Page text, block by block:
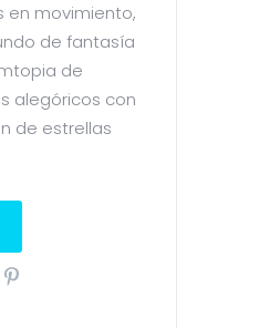
en movimiento,
de fantasía
de
alegóricos con
de estrellas